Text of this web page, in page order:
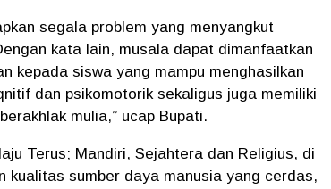
segala problem yang menyangkut
kata lain, musala dapat dimanfaatkan
kepada siswa yang mampu menghasilkan
dan psikomotorik sekaligus juga memiliki
mulia,” ucap Bupati.
Terus; Mandiri, Sejahtera dan Religius, di
kualitas sumber daya manusia yang cerdas,